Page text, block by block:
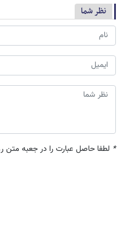
نظر شما
* لطفا حاصل عبارت را در جعبه متن